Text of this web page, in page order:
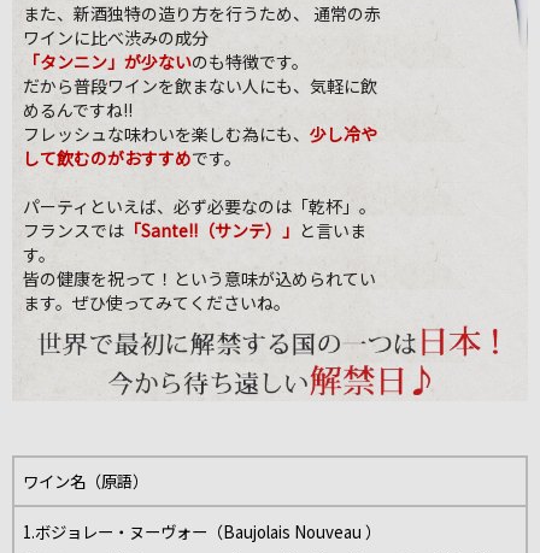
また、新酒独特の造り方を行うため、 通常の赤
ワインに比べ渋みの成分
「タンニン」が少ないのも特徴です。
だから普段ワインを飲まない人にも、気軽に飲
めるんですね!!
フレッシュな味わいを楽しむ為にも、 少し冷や
して飲むのがおすすめです。
パーティといえば、必ず必要なのは「乾杯」。
フランスでは「Sante!!（サンテ）」 と言いま
す。
皆の健康を祝って！という意味が込められてい
ます。ぜひ使ってみてくださいね。
ワイン名（原語）
1.ボジョレー・ヌーヴォー（Baujolais Nouveau ）